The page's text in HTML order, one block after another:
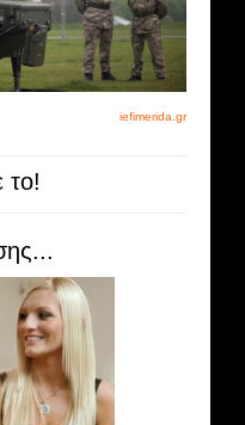
iefimerida.gr
το!